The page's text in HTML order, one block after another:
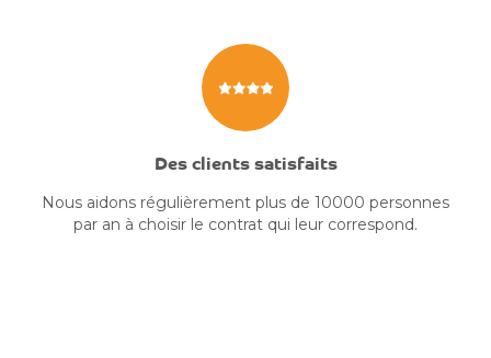
Des clients satisfaits
Nous aidons régulièrement plus de 10000 personnes
par an à choisir le contrat qui leur correspond.